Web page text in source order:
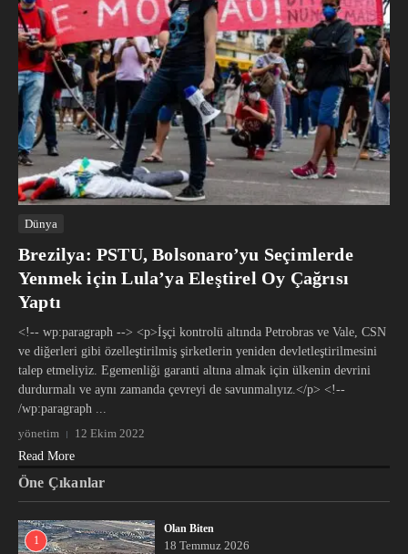
Dünya
Brezilya: PSTU, Bolsonaro’yu Seçimlerde
Yenmek için Lula’ya Eleştirel Oy Çağrısı
Yaptı
<!-- wp:paragraph --> <p>İşçi kontrolü altında Petrobras ve Vale, CSN
ve diğerleri gibi özelleştirilmiş şirketlerin yeniden devletleştirilmesini
talep etmeliyiz. Egemenliği garanti altına almak için ülkenin devrini
durdurmalı ve aynı zamanda çevreyi de savunmalıyız.</p> <!--
/wp:paragraph ...
yönetim
12 Ekim 2022
Read More
Öne Çıkanlar
1
Olan Biten
18 Temmuz 2026